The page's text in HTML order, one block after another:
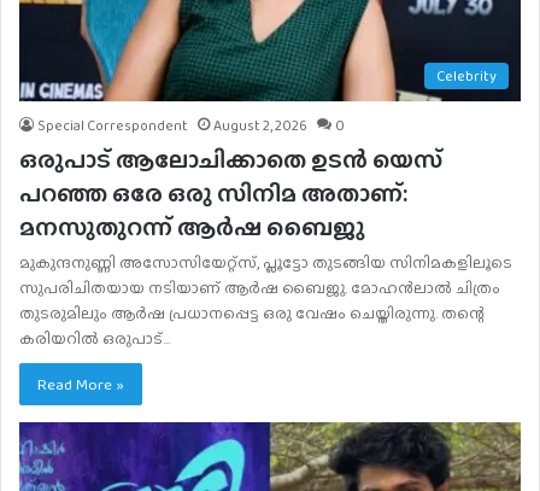
Celebrity
Special Correspondent August 2, 2026 0
ഒരുപാട് ആലോചിക്കാതെ ഉടൻ യെസ്
പറഞ്ഞ ഒരേ ഒരു സിനിമ അതാണ്:
മനസുതുറന്ന് ആർഷ ബൈജു
മുകുന്ദനുണ്ണി അസോസിയേറ്റ്‌സ്, പ്ലൂട്ടോ തുടങ്ങിയ സിനിമകളിലൂടെ
സുപരിചിതയായ നടിയാണ് ആർഷ ബൈജു. മോഹൻലാൽ ചിത്രം
തുടരുമിലും ആർഷ പ്രധാനപ്പെട്ട ഒരു വേഷം ചെയ്തിരുന്നു. തന്റെ
കരിയറിൽ ഒരുപാട്…
Read More »